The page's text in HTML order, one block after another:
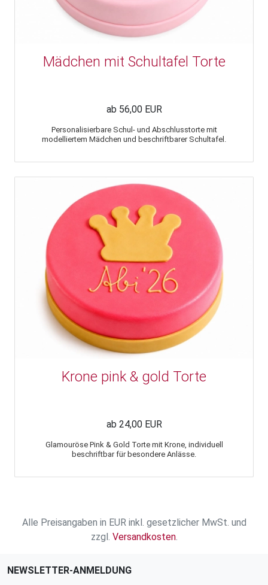
Mädchen mit Schultafel Torte
ab 56,00 EUR
Personalisierbare Schul- und Abschlusstorte mit
modelliertem Mädchen und beschriftbarer Schultafel.
Krone pink & gold Torte
ab 24,00 EUR
Glamouröse Pink & Gold Torte mit Krone, individuell
beschriftbar für besondere Anlässe.
Alle Preisangaben in EUR inkl. gesetzlicher MwSt. und
zzgl. Versandkosten.
NEWSLETTER-ANMELDUNG